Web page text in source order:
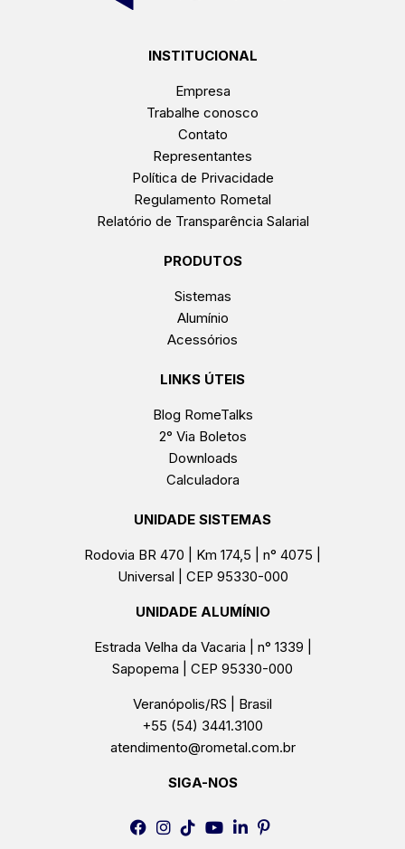
INSTITUCIONAL
Empresa
Trabalhe conosco
Contato
Representantes
Política de Privacidade
Regulamento Rometal
Relatório de Transparência Salarial
PRODUTOS
Sistemas
Alumínio
Acessórios
LINKS ÚTEIS
Blog RomeTalks
2° Via Boletos
Downloads
Calculadora
UNIDADE SISTEMAS
Rodovia BR 470 | Km 174,5 | n° 4075 |
Universal | CEP 95330-000
UNIDADE ALUMÍNIO
Estrada Velha da Vacaria | n° 1339 |
Sapopema | CEP 95330-000
Veranópolis/RS | Brasil
+55 (54) 3441.3100
atendimento@rometal.com.br
SIGA-NOS